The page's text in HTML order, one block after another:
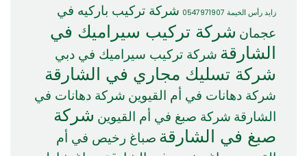
زايد رأس الخيمة 0547971907
شركة تركيب باركيه في
عجمان شركة تركيب سيراميك في
الشارقة شركة تركيب سيراميك في دبي
شركة تسليك مجاري في الشارقة
شركة دهانات في أم القيوين شركة دهانات في
الشارقة شركة صبغ في أم القيوين شركة
صبغ في الشارقة صباغ رخيص في أم